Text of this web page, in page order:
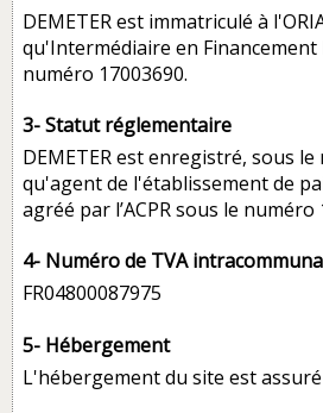
DEMETER est immatriculé à
qu'Intermédiaire en
numéro 17003690.
3- Statut réglementaire
DEMETER est enregistré, sous
qu'agent de l'établissement de
agréé par l’ACPR sous le numéro
4- Numéro de TVA
FR04800087975
5- Hébergement
L'hébergement du site est